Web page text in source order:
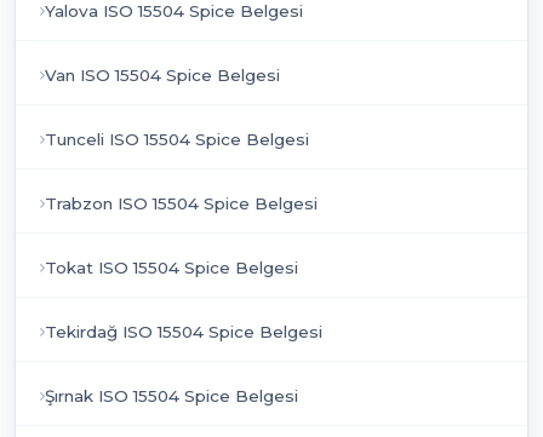
Yalova ISO 15504 Spice Belgesi
Van ISO 15504 Spice Belgesi
Tunceli ISO 15504 Spice Belgesi
Trabzon ISO 15504 Spice Belgesi
Tokat ISO 15504 Spice Belgesi
Tekirdağ ISO 15504 Spice Belgesi
Şırnak ISO 15504 Spice Belgesi